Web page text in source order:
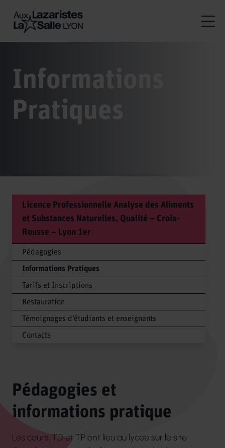
Informations
Pratiques
Pédagogies et
informations pratique
Les cours, TD et TP ont lieu au lycée sur le site
Licence Professionnelle Analyse des Aliments
et Substances Naturelles, Qualité – Croix-
Rousse – Lyon 1er
Pédagogies
Informations Pratiques
Tarifs et Inscriptions
Restauration
Témoignages d’étudiants et enseignants
Contacts